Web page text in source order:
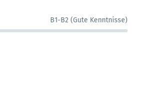
B1-B2 (Gute Kenntnisse)